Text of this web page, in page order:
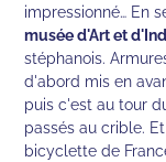
impressionné… En
musée d'Art et
stéphanois.
d'abord mis en
puis c'est au tour
passés au crible.
bicyclette de